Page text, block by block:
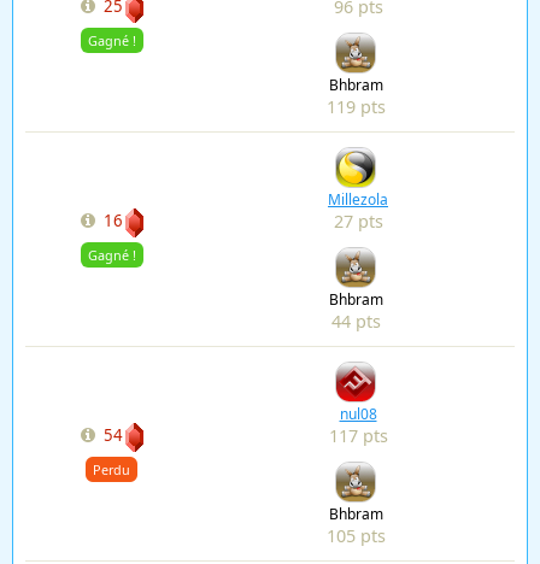
25
Gagné !
96 pts
Bhbram
119 pts
16
Gagné !
Millezola
27 pts
Bhbram
44 pts
54
Perdu
nul08
117 pts
Bhbram
105 pts